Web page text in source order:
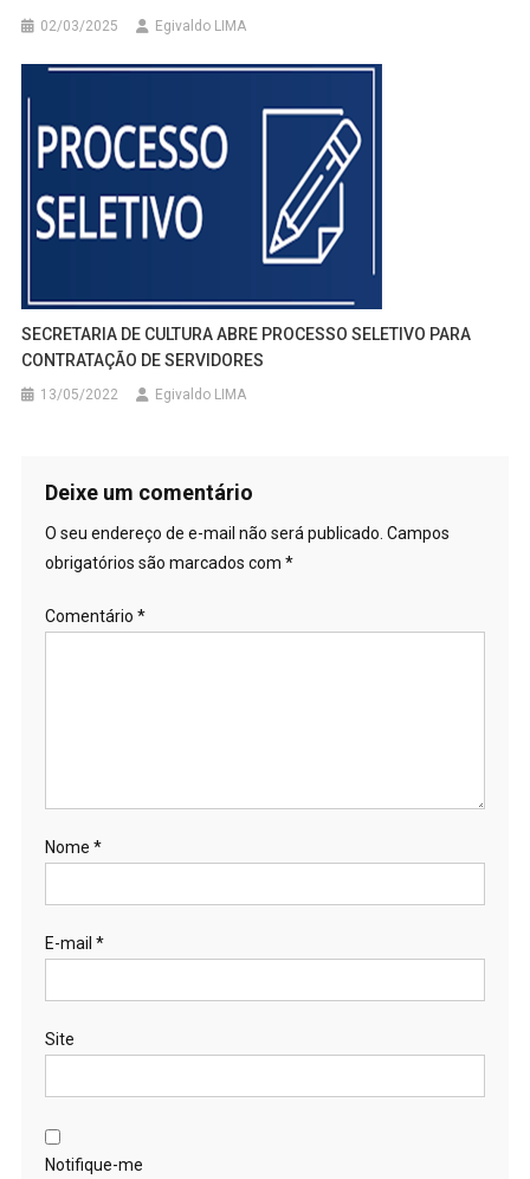
02/03/2025 Egivaldo LIMA
SECRETARIA DE CULTURA ABRE PROCESSO SELETIVO PARA
CONTRATAÇÃO DE SERVIDORES
13/05/2022 Egivaldo LIMA
Deixe um comentário
O seu endereço de e-mail não será publicado. Campos
obrigatórios são marcados com *
Comentário *
Nome *
E-mail *
Site
Notifique-me